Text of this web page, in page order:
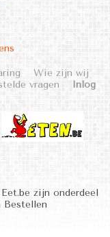
Wie zijn wij
vragen
Inlog
zijn onderdeel